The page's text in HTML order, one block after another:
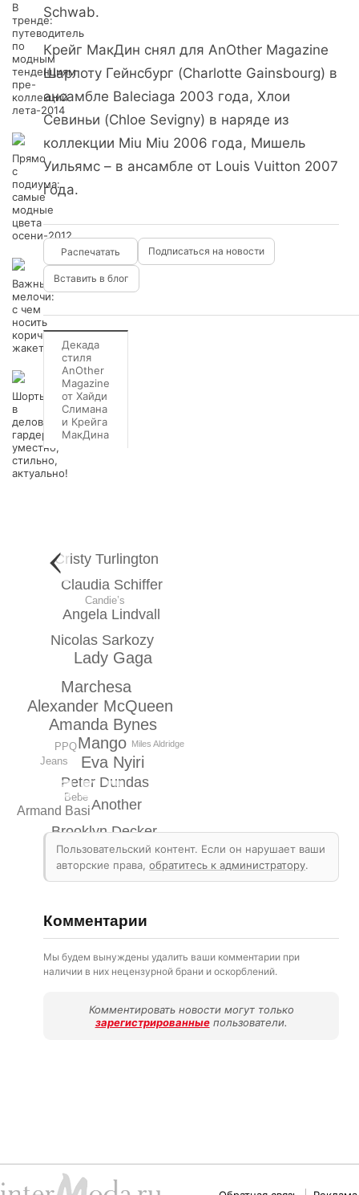
В
тренде:
путеводитель
по
модным
тенденциям
пре-
коллекций
лета-2014
Прямо
с
подиума:
самые
модные
цвета
осени-2012
Важные
мелочи:
с чем
носить
коричневый
жакет?
Шорты
в
деловом
гардеробе:
уместно,
стильно,
актуально!
Alexander McQueen
Marchesa
Amanda Bynes
Mango
Lady Gaga
Eva Nyiri
Nicolas Sarkozy
Peter Dundas
Angela Lindvall
Another
Claudia Schiffer
Brooklyn Decker
Cristy Turlington
Armand Basi
Jeans
Candie’s
Bebe
PPQ Miles Aldridge
Schwab.
Крейг МакДин снял для AnOther Magazine
Шарлоту Гейнсбург (Charlotte Gainsbourg) в
ансамбле Baleciaga 2003 года, Хлои
Севиньи (Chloe Sevigny) в наряде из
коллекции Miu Miu 2006 года, Мишель
Уильямс – в ансамбле от Louis Vuitton 2007
года.
Подписаться на новости
Вставить в блог
Декада
стиля
AnOther
Magazine
от Хайди
Слимана
и Крейга
МакДина
Пользовательский контент. Если он нарушает ваши
авторские права,обратитесь к администратору.
Комментарии
Мы будем вынуждены удалить ваши комментарии при
наличии в них нецензурной брани и оскорблений.
Комментировать новости могут только
зарегистрированныепользователи.